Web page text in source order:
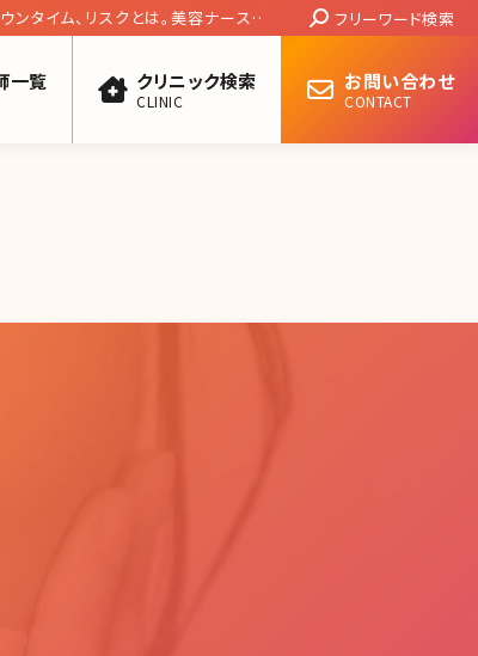
タイム、リスクとは。美容ナースの
Search:
フリーワード検索
一覧 クリニック検索
CLINIC
お問い合わせ
CONTACT